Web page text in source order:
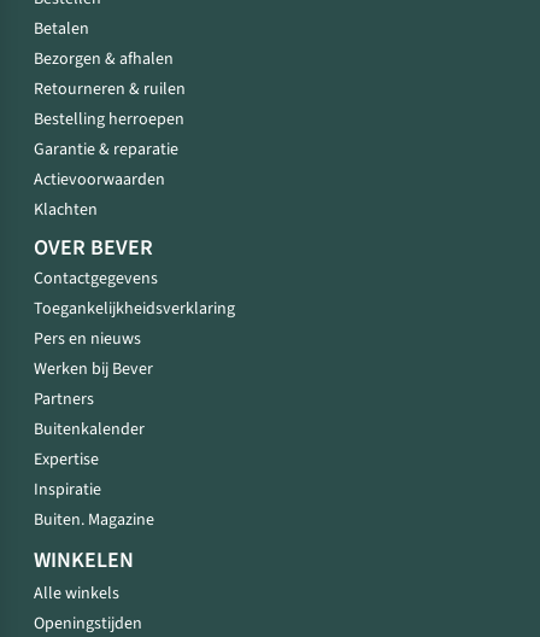
Betalen
Bezorgen & afhalen
Retourneren & ruilen
Bestelling herroepen
Garantie & reparatie
Actievoorwaarden
Klachten
OVER BEVER
Contactgegevens
Toegankelijkheidsverklaring
Pers en nieuws
Werken bij Bever
Partners
Buitenkalender
Expertise
Inspiratie
Buiten. Magazine
WINKELEN
Alle winkels
Openingstijden